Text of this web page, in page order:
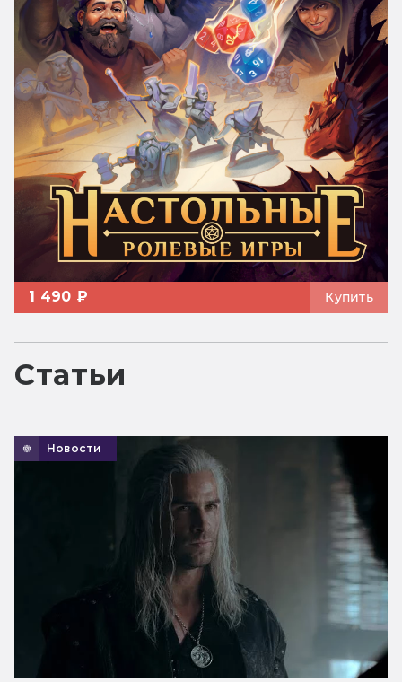
1 490 ₽ Купить
Статьи
Новости